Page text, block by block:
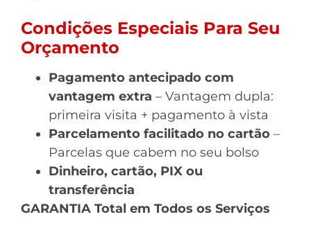
Condições Especiais Para Seu
Orçamento
Pagamento antecipado com
vantagem extra – Vantagem dupla:
primeira visita + pagamento à vista
Parcelamento facilitado no cartão –
Parcelas que cabem no seu bolso
Dinheiro, cartão, PIX ou
transferência
GARANTIA Total em Todos os Serviços